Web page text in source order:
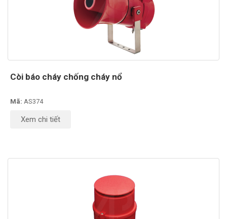
Còi báo cháy chống cháy nổ
Mã: AS374
Xem chi tiết